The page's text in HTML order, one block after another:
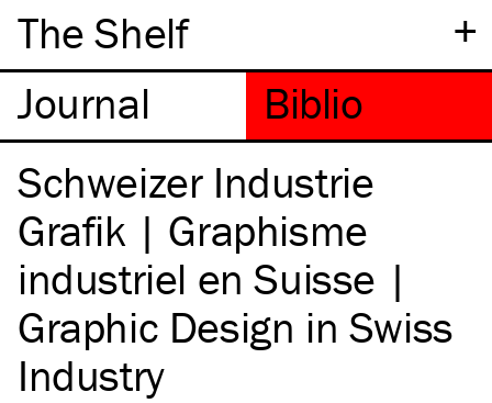
+
The Shelf
Schweizer Industrie
Grafik | Graphisme
industriel en Suisse |
Graphic Design in Swiss
Industry